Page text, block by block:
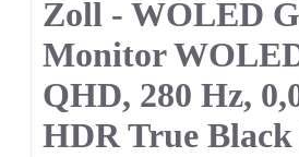
Zoll - WOLED
Monitor
QHD, 280 Hz,
HDR True Black